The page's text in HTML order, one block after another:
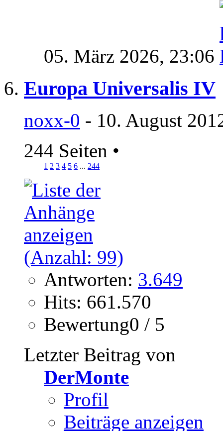
05. März 2026, 23:06
Europa Universalis IV
noxx-0 - 10. August
244 Seiten •
1 2 3 4 5 6 ... 244
Antworten: 3.649
Hits: 661.570
Bewertung0 / 5
Letzter Beitrag von
DerMonte
Profil
Beiträge anzeigen